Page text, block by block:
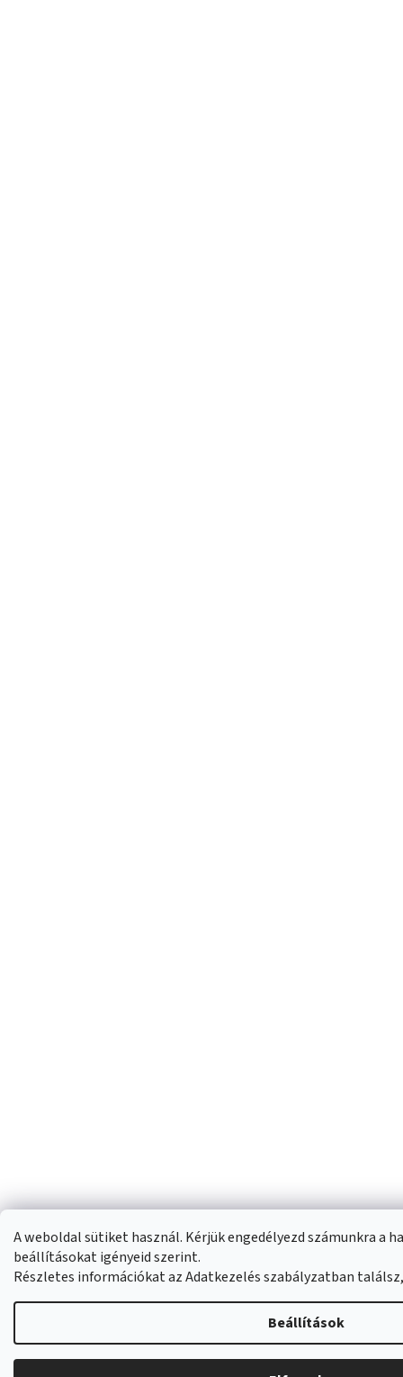
A weboldal sütiket használ. Kérjük engedélyezd számunkra a
beállításokat igényeid szerint.
Részletes információkat az Adatkezelés szabályzatban
Beállítások